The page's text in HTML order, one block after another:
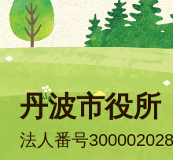
丹波市役所
法人番号